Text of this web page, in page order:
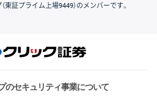
証プライム上場9449）のメンバーです。
のセキュリティ事業について